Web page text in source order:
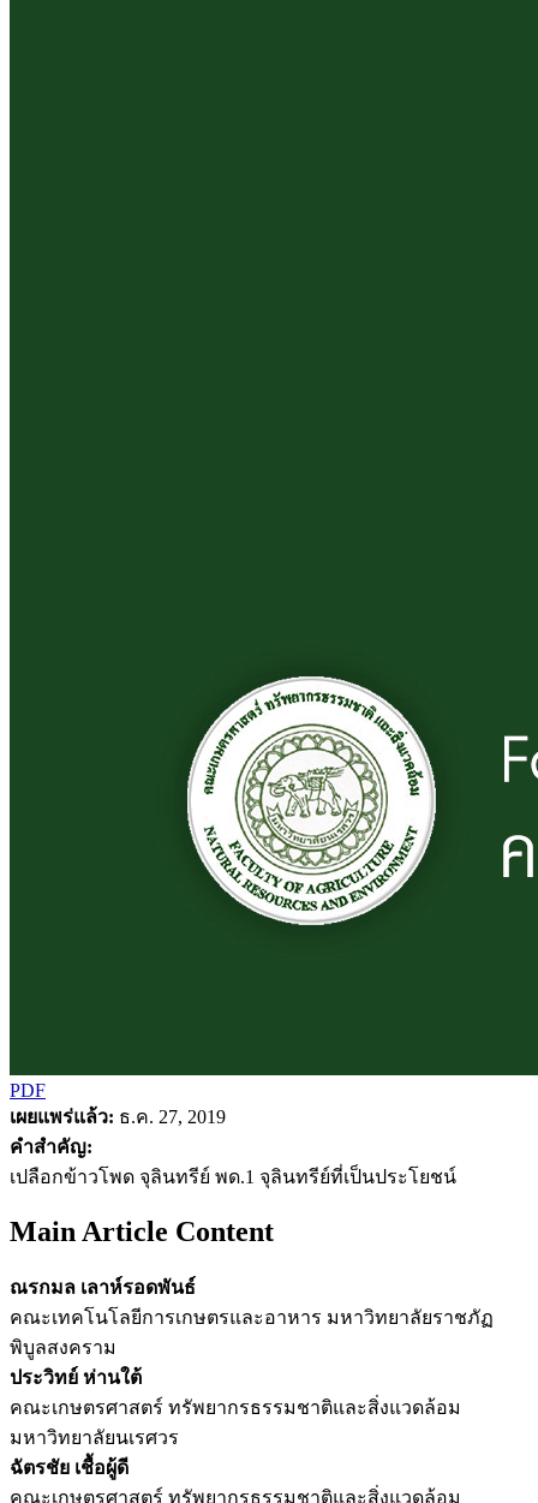
PDF
เผยแพร่แล้ว: ธ.ค. 27, 2019
คำสำคัญ:
เปลือกข้าวโพด จุลินทรีย์ พด.1 จุลินทรีย์ที่เป็นประโยชน์
Main Article Content
ณรกมล เลาห์รอดพันธ์
คณะเทคโนโลยีการเกษตรและอาหาร มหาวิทยาลัยราชภัฏ
พิบูลสงคราม
ประวิทย์ ห่านใต้
คณะเกษตรศาสตร์ ทรัพยากรธรรมชาติและสิ่งแวดล้อม
มหาวิทยาลัยนเรศวร
ฉัตรชัย เชื้อผู้ดี
คณะเกษตรศาสตร์ ทรัพยากรธรรมชาติและสิ่งแวดล้อม